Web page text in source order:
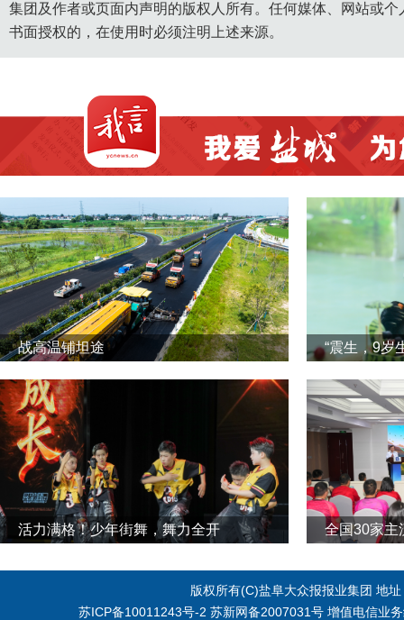
集团及作者或页面内声明的版权人所有。任何媒体、网站或
书面授权的，在使用时必须注明上述来源。
战高温铺坦途 “震生，9岁
活力满格！少年街舞，舞力全开 全国30家主
版权所有(C)盐阜大众报报业集团 地
苏ICP备10011243号-2 苏新网备2007031号 增值电信业